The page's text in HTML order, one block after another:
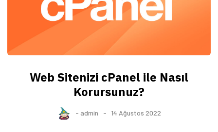
Web Sitenizi cPanel ile Nasıl
Korursunuz?
- admin 14 Ağustos 2022